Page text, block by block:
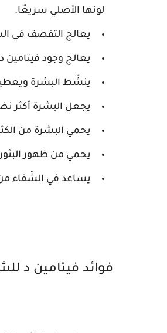
لونها الأصلي سريعًا.
يعالج التقصف في
يعالج وجود
ينشّط البشرة
يجعل البشرة أكثر
يحمي البشرة من
يحمي من ظهور
يساعد في الشّفاء
فوائد فيتامين د